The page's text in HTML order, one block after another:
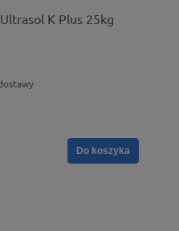
K Plus 25kg
Do koszyka